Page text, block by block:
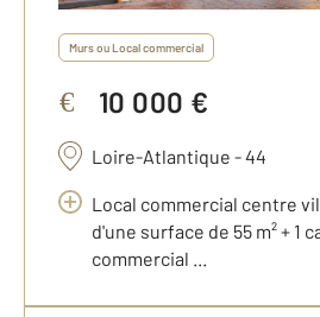
Murs ou Local commercial
€ 10 000 €
Loire-Atlantique - 44
Local commercial centre
d'une surface de 55 m² + 1
commercial ...